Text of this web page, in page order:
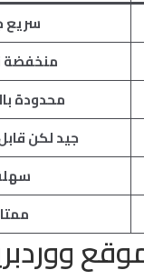
سريع
منخفضة
محدودة
جيد لكن